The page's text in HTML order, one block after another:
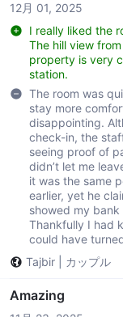
12月 01, 2025
I really liked the
The hill view
property is very
station.
The room was
stay more
disappointing.
check-in, the
seeing proof of
didn’t let me
it was the same
earlier, yet he
showed my
Thankfully I had
could have
Tajbir
カップル
Amazing